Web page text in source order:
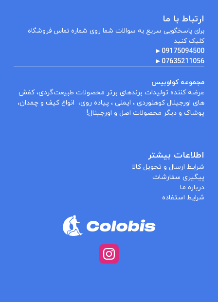
ارتباط با ما
برای پاسخگویی سریع به سوالات شما روی شماره تماس فروشگاه
کلیک کنید
09175094500
►
07635211056
►
مجموعه کولوبیس
عرضه کننده تولیدات برندهای برتر محصولات طبیعت‌گردی، کفش
های اورجینال کوهنوردی ، ایمنی ، پیاده روی، انواع کیف و چمدان،
پوشاک و دیگر محصولات اصل و اورجینال!
اطلاعات بیشتر
شرایط ارسال و تحویل کالا
پیگیری سفارشات
درباره ما
شرایط استفاده